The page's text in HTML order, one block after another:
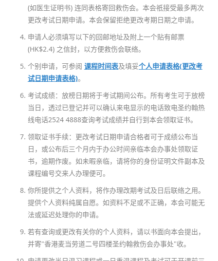
(如医生证明书) 连同表格寄回救伤会。本会祇接受最多两次
更改考试日期申请。本会保留拒绝更改考期日期之申请。
申请人必须填写以下的回邮地址及附上一个贴有邮票
(HK$2.4) 之信封，以方便救伤会联络。
个别申请，可参阅 课程时间表及填妥个人申请表格(更改考
试日期申请表格)。
考试成绩：放榜日期将于考试期间公布。所有考生可于放榜
当日，透过已登记并可以确认来电显示的电话致电圣约翰热
线电话2524 4888查询考试成绩并自行到本会领取证书。
领取证书手续：更改考试日期申请合格者可于成绩公布当
日，或公布后三个月内于办公时间亲临本会办事处领取证
书，逾期作废。如未暇亲临，请将你的身份证明文件副本及
课程编号交来人办理便可。
你所提供之个人资料，将作办理改期考试及日后联络之用。
提供个人资料纯属自愿。如资料不足或不正确，本会可能无
法或延迟处理你的申请。
若有查询或更改有关你的个人资料，请以书面向本会提出，
并寄"香港麦当劳道二号四楼圣约翰救伤会办事处"收。